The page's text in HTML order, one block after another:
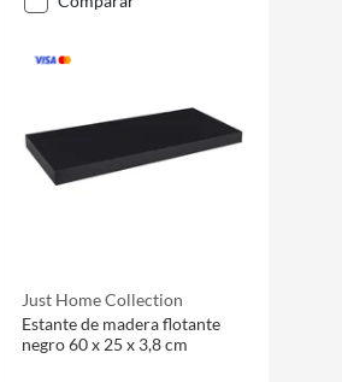
Just Home Collection
Estante de madera flotante
negro 60 x 25 x 3,8 cm